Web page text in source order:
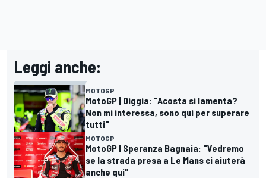
Leggi anche:
MOTOGP
MotoGP | Diggia: "Acosta si lamenta?
Non mi interessa, sono qui per superare
tutti"
MOTOGP
MotoGP | Speranza Bagnaia: "Vedremo
se la strada presa a Le Mans ci aiuterà
anche qui"